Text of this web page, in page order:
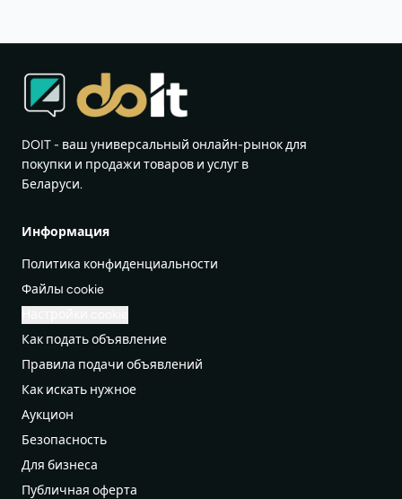
DOIT - ваш универсальный онлайн-рынок для
покупки и продажи товаров и услуг в
Беларуси.
Информация
Политика конфиденциальности
Файлы cookie
Как подать объявление
Правила подачи объявлений
Как искать нужное
Аукцион
Безопасность
Для бизнеса
Публичная оферта